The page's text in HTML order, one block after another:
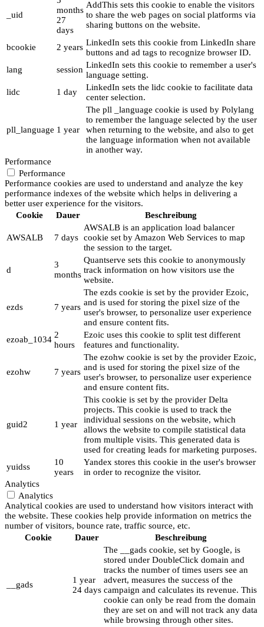
_uid
months
27
days
AddThis sets this cookie to enable the visitors
to share the web pages on social platforms via
sharing buttons on the website.
bcookie 2 years LinkedIn sets this cookie from LinkedIn share
buttons and ad tags to recognize browser ID.
lang
session LinkedIn sets this cookie to remember a user's
language setting.
lidc
1 day
LinkedIn sets the lidc cookie to facilitate data
center selection.
pll_language 1 year
The pll _language cookie is used by Polylang
to remember the language selected by the user
when returning to the website, and also to get
the language information when not available
in another way.
Performance
Performance
Performance cookies are used to understand and analyze the key
performance indexes of the website which helps in delivering a
better user experience for the visitors.
Cookie
Dauer Beschreibung
AWSALB 7 days
AWSALB is an application load balancer
cookie set by Amazon Web Services to map
the session to the target.
d
3
months
Quantserve sets this cookie to anonymously
track information on how visitors use the
website.
ezds 7 years
The ezds cookie is set by the provider Ezoic,
and is used for storing the pixel size of the
user's browser, to personalize user experience
and ensure content fits.
ezoab_1034 2
hours
Ezoic uses this cookie to split test different
features and functionality.
ezohw 7 years
The ezohw cookie is set by the provider Ezoic,
and is used for storing the pixel size of the
user's browser, to personalize user experience
and ensure content fits.
guid2 1 year
This cookie is set by the provider Delta
projects. This cookie is used to track the
individual sessions on the website, which
allows the website to compile statistical data
from multiple visits. This generated data is
used for creating leads for marketing purposes.
yuidss
10
years
Yandex stores this cookie in the user's browser
in order to recognize the visitor.
Analytics
Analytics
Analytical cookies are used to understand how visitors interact with
the website. These cookies help provide information on metrics the
number of visitors, bounce rate, traffic source, etc.
Cookie
Dauer Beschreibung
__gads
1 year
24 days
The __gads cookie, set by Google, is
stored under DoubleClick domain and
tracks the number of times users see an
advert, measures the success of the
campaign and calculates its revenue. This
cookie can only be read from the domain
they are set on and will not track any data
while browsing through other sites.